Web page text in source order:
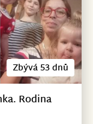
Zbývá 53 dnů
Rodina